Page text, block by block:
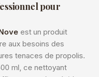
pour
est un produit
aux besoins des
tenaces de propolis.
ml, ce nettoyant